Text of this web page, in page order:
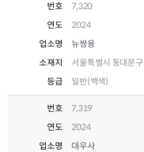
번호
7,320
연도
2024
업소명
뉴쌍용
소재지
서울특별시 동대문
등급
일반(백색)
번호
7,319
연도
2024
업소명
대우사